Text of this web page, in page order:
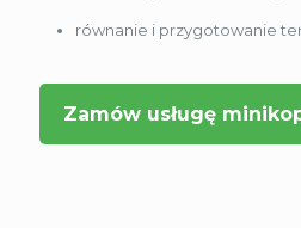
równanie i przygotowanie
Zamów usługę